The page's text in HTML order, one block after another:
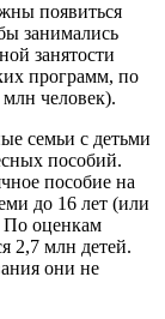
появиться
занимались
занятости
программ, по
человек).
семьи с детьми
пособий.
пособие на
до 16 лет (или
По оценкам
2,7 млн детей.
они не